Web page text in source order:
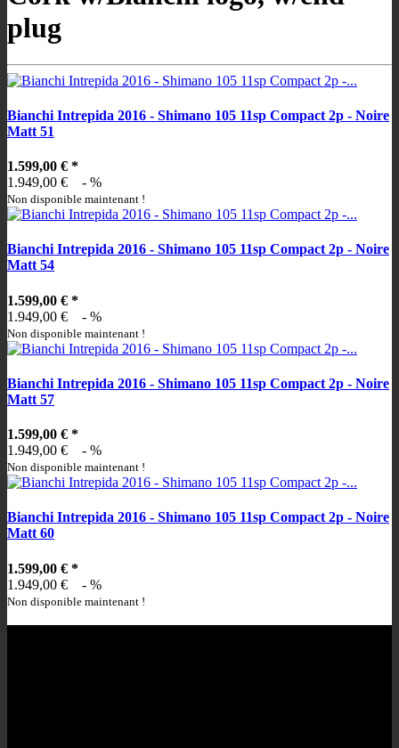
plug
Bianchi Intrepida 2016 - Shimano 105 11sp Compact 2p - Noire
Matt 51
1.599,00 € *
1.949,00 €
- %
Non disponible maintenant !
Bianchi Intrepida 2016 - Shimano 105 11sp Compact 2p - Noire
Matt 54
1.599,00 € *
1.949,00 €
- %
Non disponible maintenant !
Bianchi Intrepida 2016 - Shimano 105 11sp Compact 2p - Noire
Matt 57
1.599,00 € *
1.949,00 €
- %
Non disponible maintenant !
Bianchi Intrepida 2016 - Shimano 105 11sp Compact 2p - Noire
Matt 60
1.599,00 € *
1.949,00 €
- %
Non disponible maintenant !